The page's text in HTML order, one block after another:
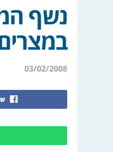
נשף
03/02/2008